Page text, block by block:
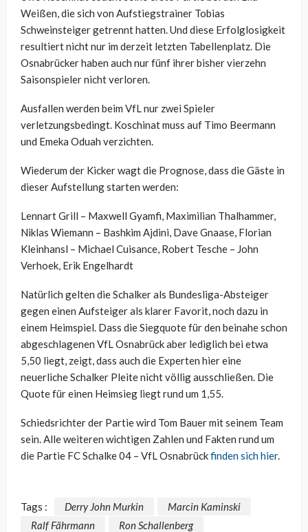
Weißen, die sich von Aufstiegstrainer Tobias
Schweinsteiger getrennt hatten. Und diese Erfolglosigkeit
resultiert nicht nur im derzeit letzten Tabellenplatz. Die
Osnabrücker haben auch nur fünf ihrer bisher vierzehn
Saisonspieler nicht verloren.
Ausfallen werden beim VfL nur zwei Spieler
verletzungsbedingt. Koschinat muss auf Timo Beermann
und Emeka Oduah verzichten.
Wiederum der Kicker wagt die Prognose, dass die Gäste in
dieser Aufstellung starten werden:
Lennart Grill – Maxwell Gyamfi, Maximilian Thalhammer,
Niklas Wiemann – Bashkim Ajdini, Dave Gnaase, Florian
Kleinhansl – Michael Cuisance, Robert Tesche – John
Verhoek, Erik Engelhardt
Natürlich gelten die Schalker als Bundesliga-Absteiger
gegen einen Aufsteiger als klarer Favorit, noch dazu in
einem Heimspiel. Dass die Siegquote für den beinahe schon
abgeschlagenen VfL Osnabrück aber lediglich bei etwa
5,50 liegt, zeigt, dass auch die Experten hier eine
neuerliche Schalker Pleite nicht völlig ausschließen. Die
Quote für einen Heimsieg liegt rund um 1,55.
Schiedsrichter der Partie wird Tom Bauer mit seinem Team
sein. Alle weiteren wichtigen Zahlen und Fakten rund um
die Partie FC Schalke 04 – VfL Osnabrückfinden sich hier.
Tags : Derry John Murkin
Marcin Kaminski
Ralf Fährmann
Ron Schallenberg